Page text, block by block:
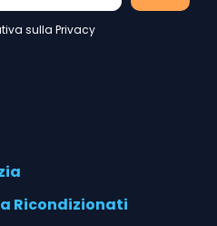
sulla Privacy
Ricondizionati